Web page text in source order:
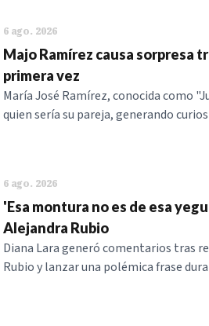
6 ago. 2026
Majo Ramírez causa sorpresa
primera vez
María José Ramírez, conocida como
quien sería su pareja, generando
6 ago. 2026
'Esa montura no es de esa
Alejandra Rubio
Diana Lara generó comentarios tras
Rubio y lanzar una polémica frase